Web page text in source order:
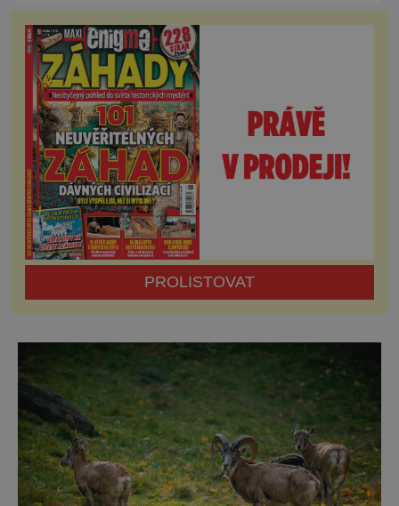
Například ideální podmínky pro turistiku
nebo adrenalin. Papírová krása Třebíčsko, to
není jen architektura, ale také betlémy, z
nichž nejstarší se pojí s polovinou 19. století a
jménem Pavla Papír
PROLISTOVAT